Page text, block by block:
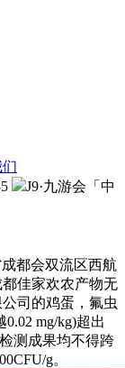
J9·九游会「中
都会双流区西航
佳家欢农产物无
司的鸡蛋，氟虫
mg/kg)超出
测成果均不得跨
g。